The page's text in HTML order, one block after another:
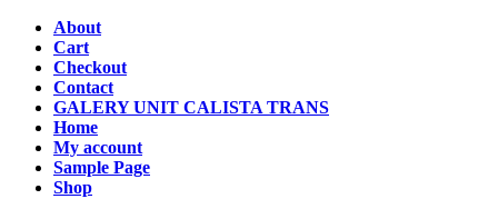
About
Cart
Checkout
Contact
GALERY UNIT CALISTA TRANS
Home
My account
Sample Page
Shop